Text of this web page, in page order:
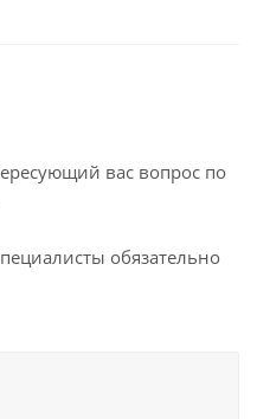
вас вопрос по
обязательно